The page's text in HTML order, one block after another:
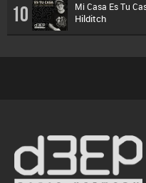
10 Mi Casa Es Tu
Hilditch